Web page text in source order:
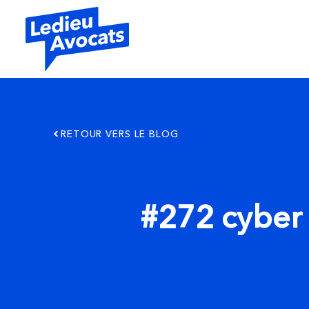
RETOUR VERS LE BLOG
#272